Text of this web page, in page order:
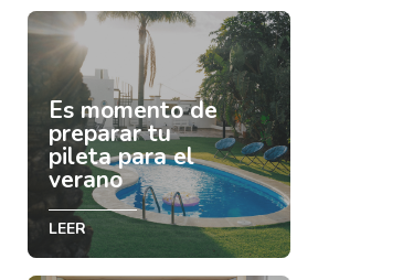
Es momento de
preparar tu
pileta para el
verano
LEER